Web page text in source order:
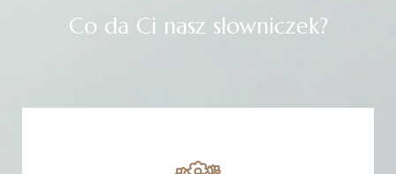
Co da Ci nasz słowniczek?